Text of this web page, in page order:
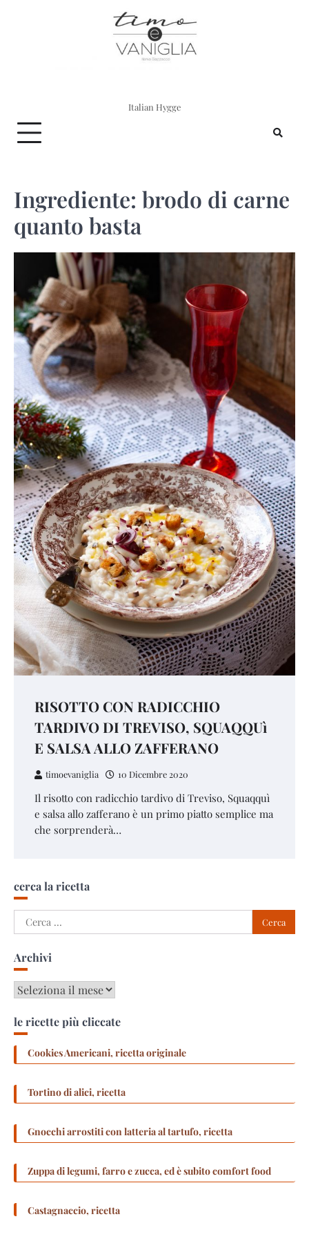
Italian Hygge
Ingrediente: brodo di carne
quanto basta
RISOTTO CON RADICCHIO
TARDIVO DI TREVISO, SQUAQQUì
E SALSA ALLO ZAFFERANO
timoevaniglia 10 Dicembre 2020
Il risotto con radicchio tardivo di Treviso, Squaqquì
e salsa allo zafferano è un primo piatto semplice ma
che sorprenderà…
cerca la ricetta
Ricerca
per:
Archivi
Archivi
le ricette più cliccate
Cookies Americani, ricetta originale
Tortino di alici, ricetta
Gnocchi arrostiti con latteria al tartufo, ricetta
Zuppa di legumi, farro e zucca, ed è subito comfort food
Castagnaccio, ricetta